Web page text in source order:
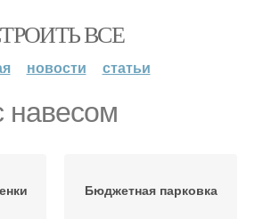
ВСЕ
новости статьи
навесом
Бюджетная парковка